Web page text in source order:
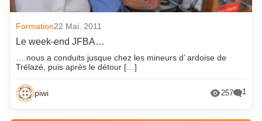
Formation22 Mai. 2011
Le week-end JFBA…
….nous a conduits jusque chez les mineurs d’ ardoise de
Trélazé, puis après le détour […]
piwi 257 1